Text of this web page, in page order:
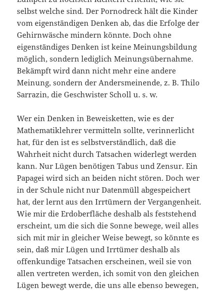
selbst welche sind. Der Pornodreck hält die Kinder
vom eigenständigen Denken ab, das die Erfolge der
Gehirnwäsche mindern könnte. Doch ohne
eigenständiges Denken ist keine Meinungsbildung
möglich, sondern lediglich Meinungsübernahme.
Bekämpft wird dann nicht mehr eine andere
Meinung, sondern der Andersmeinende, z. B. Thilo
Sarrazin, die Geschwister Scholl u. s. w.
Wer ein Denken in Beweisketten, wie es der
Mathematiklehrer vermitteln sollte, verinnerlicht
hat, für den ist es selbstverständlich, daß die
Wahrheit nicht durch Tatsachen widerlegt werden
kann. Nur Lügen benötigen Tabus und Zensur. Ein
Papagei wird sich an beiden nicht stören. Doch wer
in der Schule nicht nur Datenmüll abgespeichert
hat, der lernt aus den Irrtümern der Vergangenheit.
Wie mir die Erdoberfläche deshalb als feststehend
erscheint, um die sich die Sonne bewege, weil alles
sich mit mir in gleicher Weise bewegt, so könnte es
sein, daß mir Lügen und Irrtümer deshalb als
offenkundige Tatsachen erscheinen, weil sie von
allen vertreten werden, ich somit von den gleichen
Lügen bewegt werde, die uns alle ebenso bewegen,